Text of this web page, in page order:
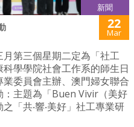
新聞
22
Mar
第三個星期二定為「社工
學學院社會工作系的師生日
委員會主辦、澳門婦女聯合
主題為「Buen Vivir（美好
「共‧響‧美好」社工專業研